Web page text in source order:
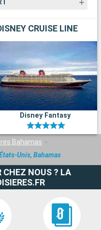
CRUISE LINE
Disney Fantasy
Bahamas
Unis, Bahamas
CHEZ NOUS ? LA